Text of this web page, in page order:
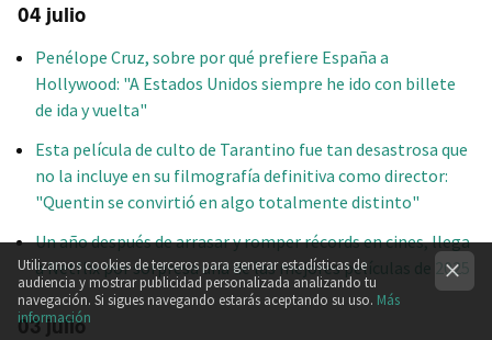
04 julio
Penélope Cruz, sobre por qué prefiere España a
Hollywood: "A Estados Unidos siempre he ido con billete
de ida y vuelta"
Esta película de culto de Tarantino fue tan desastrosa que
no la incluye en su filmografía definitiva como director:
"Quentin se convirtió en algo totalmente distinto"
Un año después de arrasar y romper récords en cines, llega
a Netflix por sorpresa una de las mejores películas de 2025
03 julio
Utilizamos cookies de terceros para generar estadísticas de
audiencia y mostrar publicidad personalizada analizando tu
navegación. Si sigues navegando estarás aceptando su uso. Más
información